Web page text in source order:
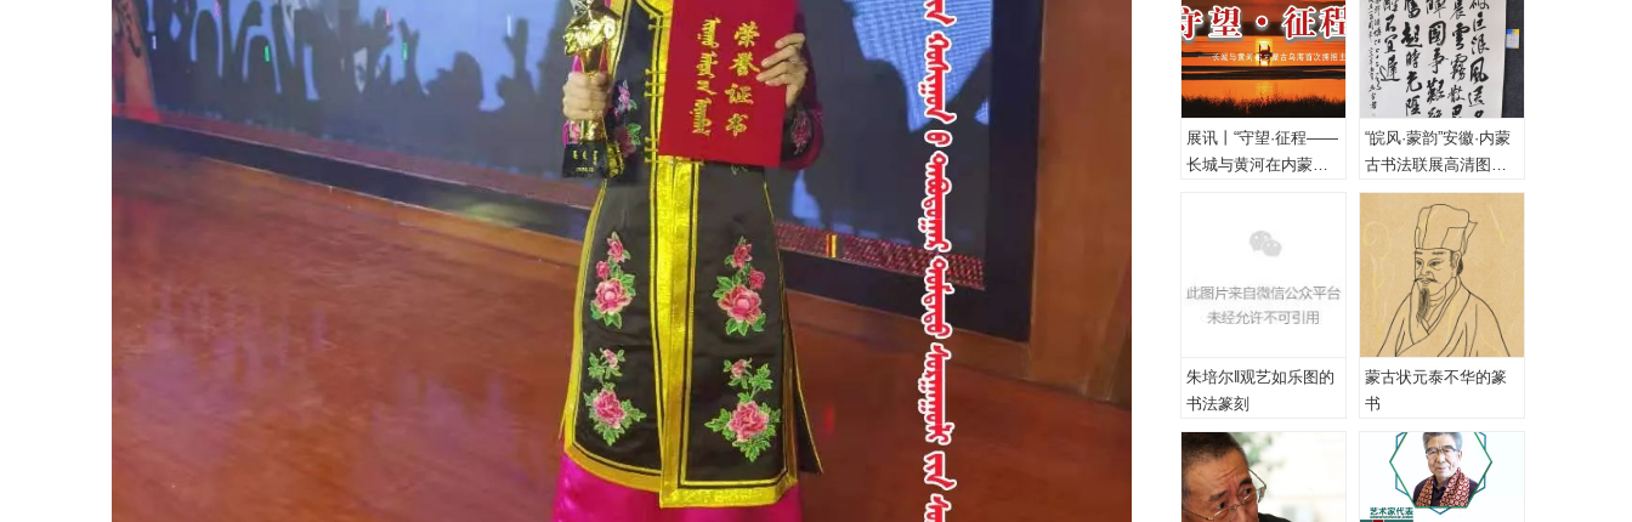
展讯丨“守望·征程——
长城与黄河在内蒙古
“皖风·蒙韵”安徽·内蒙
古书法联展高清图
（一、特邀作品）
朱培尔‖观艺如乐图的
书法篆刻
蒙古状元泰不华的篆
书